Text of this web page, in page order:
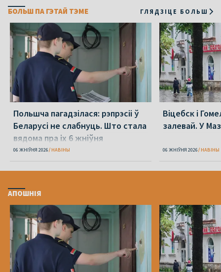
БОЛЬШ ПА ГЭТАЙ ТЭМЕ ГЛЯДЗІЦЕ БОЛЬШ
Польшча пагадзілася: рэпрэсіі ў
Беларусі не слабнуць. Што стала
вядома пра іх 6 жніўня
06 ЖНІЎНЯ 2026 НАВІНЫ
Віцебск і
залевай. У
06 ЖНІЎНЯ 2026 НАВІНЫ
АПОШНІЯ